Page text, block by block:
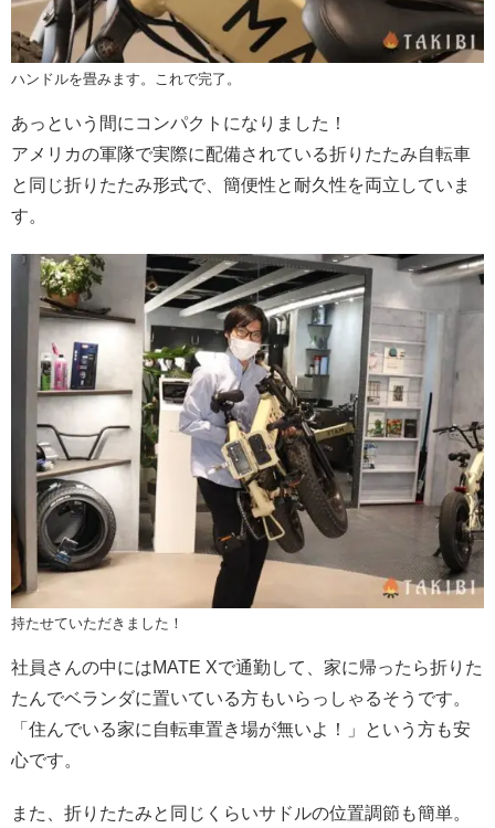
ハンドルを畳みます。これで完了。
あっという間にコンパクトになりました！
アメリカの軍隊で実際に配備されている折りたたみ自転車
と同じ折りたたみ形式で、簡便性と耐久性を両立していま
す。
持たせていただきました！
社員さんの中にはMATE Xで通勤して、家に帰ったら折りた
たんでベランダに置いている方もいらっしゃるそうです。
「住んでいる家に自転車置き場が無いよ！」という方も安
心です。
また、折りたたみと同じくらいサドルの位置調節も簡単。